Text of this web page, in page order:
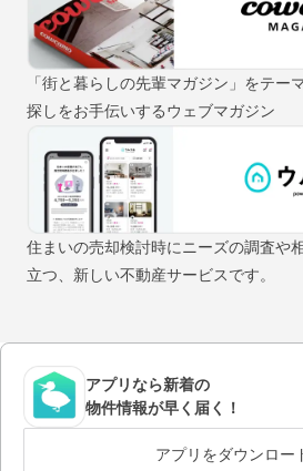
「街と暮らしの先輩マガジン」をテー
探しをお手伝いするウェブマガジン
住まいの売却検討時にニーズの調査や
立つ、新しい不動産サービスです。
アプリなら新着の
物件情報が早く届く！
アプリをダウンロー